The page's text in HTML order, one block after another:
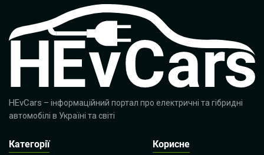
HEvCars – інформаційний портал про електричні та гібридні
автомобілі в Україні та світі
Категорії Корисне